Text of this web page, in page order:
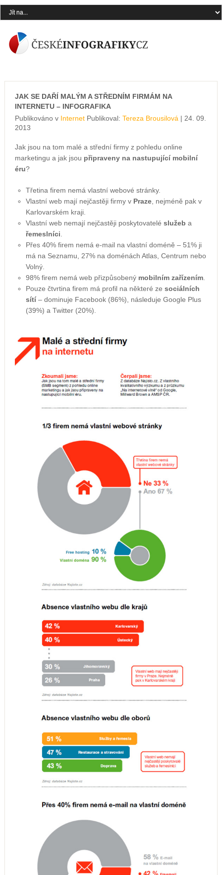
JAK SE DAŘÍ MALÝM A STŘEDNÍM FIRMÁM NA
INTERNETU – INFOGRAFIKA
Publikováno v InternetPublikoval: Tereza Brousilová | 24. 09.
2013
Jak jsou na tom malé a střední firmy z pohledu online
marketingu a jak jsou připraveny na nastupující mobilní
éru?
Třetina firem nemá vlastní webové stránky.
Vlastní web mají nejčastěji firmy v Praze, nejméně pak v
Karlovarském kraji.
Vlastní web nemají nejčastěji poskytovatelé služeb a
řemeslníci
Přes 40% firem nemá e-mail na vlastní doméně – 51% ji
má na Seznamu, 27% na doménách Atlas, Centrum nebo
Volný.
98% firem nemá web přizpůsobený mobilním zařízením.
Pouze čtvrtina firem má profil na některé ze sociálních
sítí– dominuje Facebook (86%), následuje Google Plus
(39%) a Twitter (20%).